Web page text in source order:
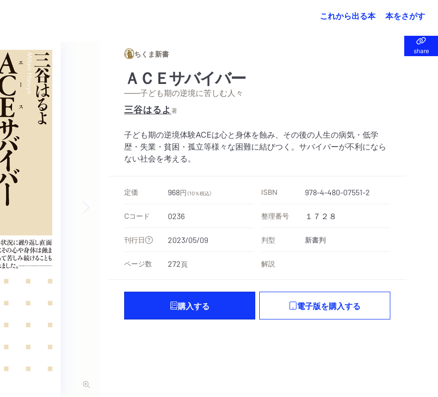
これから出る本 本をさがす
share
share
ちくま新書
ＡＣＥサバイバー
——子ども期の逆境に苦しむ人々
三谷はるよ 著
子ども期の逆境体験ACEは心と身体を蝕み、その後の人生の病気・低学
歴・失業・貧困・孤立等様々な困難に結びつく。サバイバーが不利になら
ない社会を考える。
定価 968円 （10％税込） ISBN 978-4-480-07551-2
Cコード 0236 整理番号 １７２８
刊行日 2023/05/09 判型 新書判
ページ数 272頁 解説
購入する 電子版を購入する